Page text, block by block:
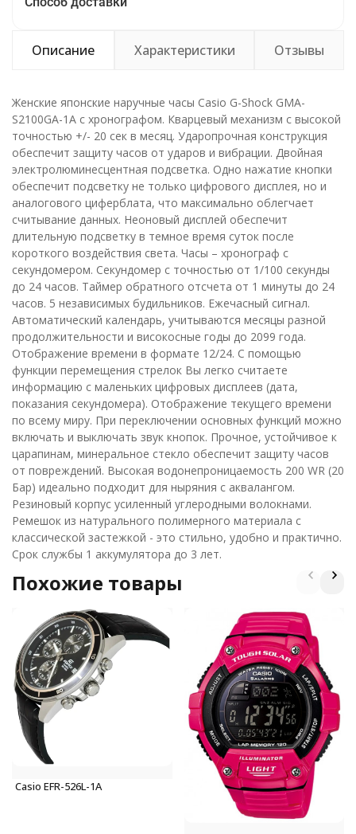
Описание Характеристики Отзывы
Женские японские наручные часы Casio G-Shock GMA-
S2100GA-1A с хронографом. Кварцевый механизм с высокой
точностью +/- 20 сек в месяц. Ударопрочная конструкция
обеспечит защиту часов от ударов и вибрации. Двойная
электролюминесцентная подсветка. Одно нажатие кнопки
обеспечит подсветку не только цифрового дисплея, но и
аналогового циферблата, что максимально облегчает
считывание данных. Неоновый дисплей обеспечит
длительную подсветку в темное время суток после
короткого воздействия света. Часы – хронограф с
секундомером. Секундомер с точностью от 1/100 секунды
до 24 часов. Таймер обратного отсчета от 1 минуты до 24
часов. 5 независимых будильников. Ежечасный сигнал.
Автоматический календарь, учитываются месяцы разной
продолжительности и високосные годы до 2099 года.
Отображение времени в формате 12/24. С помощью
функции перемещения стрелок Вы легко считаете
информацию с маленьких цифровых дисплеев (дата,
показания секундомера). Отображение текущего времени
по всему миру. При переключении основных функций можно
включать и выключать звук кнопок. Прочное, устойчивое к
царапинам, минеральное стекло обеспечит защиту часов
от повреждений. Высокая водонепроницаемость 200 WR (20
Бар) идеально подходит для ныряния с аквалангом.
Резиновый корпус усиленный углеродными волокнами.
Ремешок из натурального полимерного материала с
классической застежкой - это стильно, удобно и практично.
Срок службы 1 аккумулятора до 3 лет.
Похожие товары
Casio EFR-526L-1A